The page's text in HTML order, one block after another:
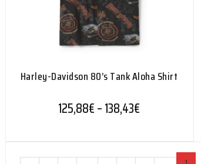
Harley-Davidson 80’s Tank Aloha Shirt
125,88€–138,43€